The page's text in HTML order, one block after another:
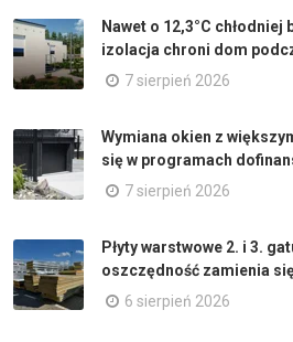
Nawet o 12,3°C
izolacja chroni dom
7 sierpień 2026
Wymiana okien z
się w programach
7 sierpień 2026
Płyty warstwowe 2. i 3.
oszczędność zamienia
6 sierpień 2026